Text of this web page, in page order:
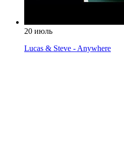
20 июль
Lucas & Steve - Anywhere